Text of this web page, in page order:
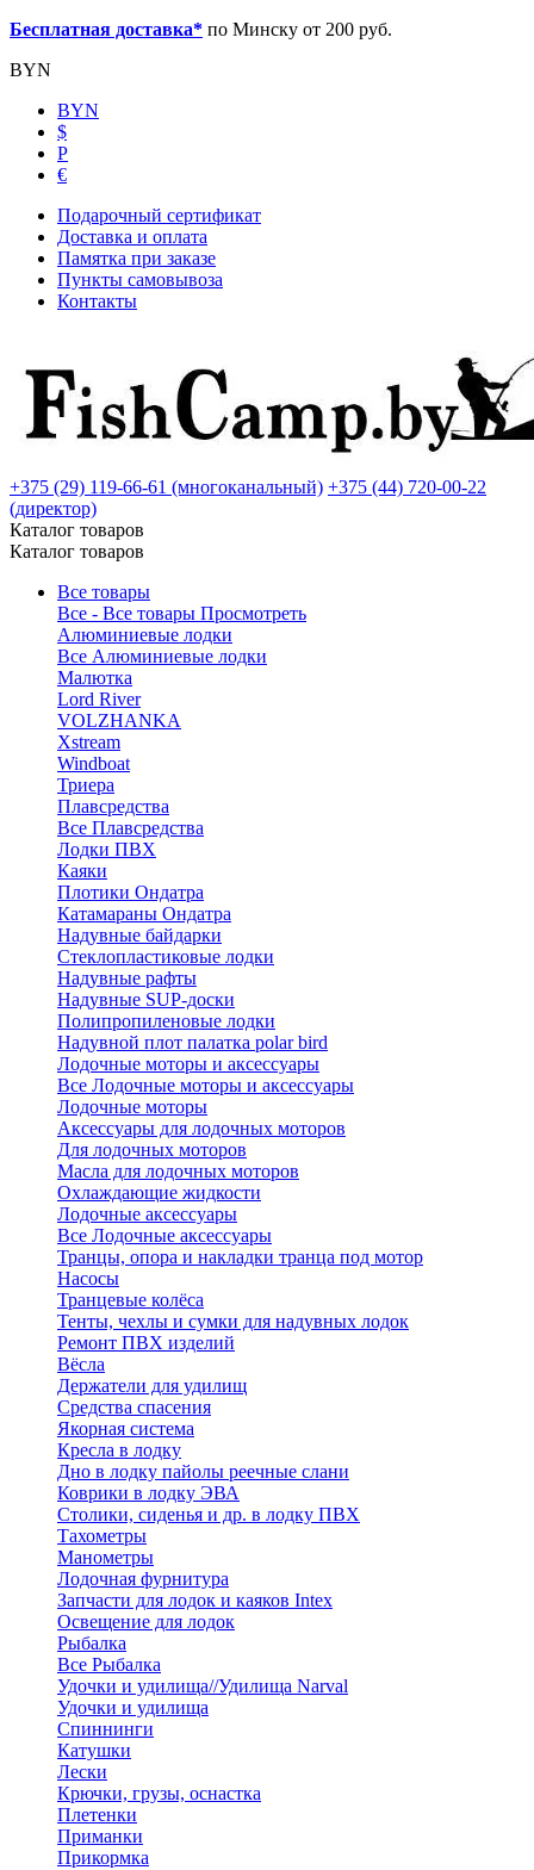
Бесплатная доставка* по Минску от 200 руб.
BYN
BYN
$
Р
€
Подарочный сертификат
Доставка и оплата
Памятка при заказе
Пункты самовывоза
Контакты
+375 (29) 119-66-61 (многоканальный) +375 (44) 720-00-22
(директор)
Каталог товаров
Каталог товаров
Все товары
Все - Все товары Просмотреть
Алюминиевые лодки
Все Алюминиевые лодки
Малютка
Lord River
VOLZHANKA
Xstream
Windboat
Триера
Плавсредства
Все Плавсредства
Лодки ПВХ
Каяки
Плотики Ондатра
Катамараны Ондатра
Надувные байдарки
Стеклопластиковые лодки
Надувные рафты
Надувные SUP-доски
Полипропиленовые лодки
Надувной плот палатка polar bird
Лодочные моторы и аксессуары
Все Лодочные моторы и аксессуары
Лодочные моторы
Аксессуары для лодочных моторов
Для лодочных моторов
Масла для лодочных моторов
Охлаждающие жидкости
Лодочные аксессуары
Все Лодочные аксессуары
Транцы, опора и накладки транца под мотор
Насосы
Транцевые колёса
Тенты, чехлы и сумки для надувных лодок
Ремонт ПВХ изделий
Вёсла
Держатели для удилищ
Средства спасения
Якорная система
Кресла в лодку
Дно в лодку пайолы реечные слани
Коврики в лодку ЭВА
Столики, сиденья и др. в лодку ПВХ
Тахометры
Манометры
Лодочная фурнитура
Запчасти для лодок и каяков Intex
Освещение для лодок
Рыбалка
Все Рыбалка
Удочки и удилища//Удилища Narval
Удочки и удилища
Спиннинги
Катушки
Лески
Крючки, грузы, оснастка
Плетенки
Приманки
Прикормка